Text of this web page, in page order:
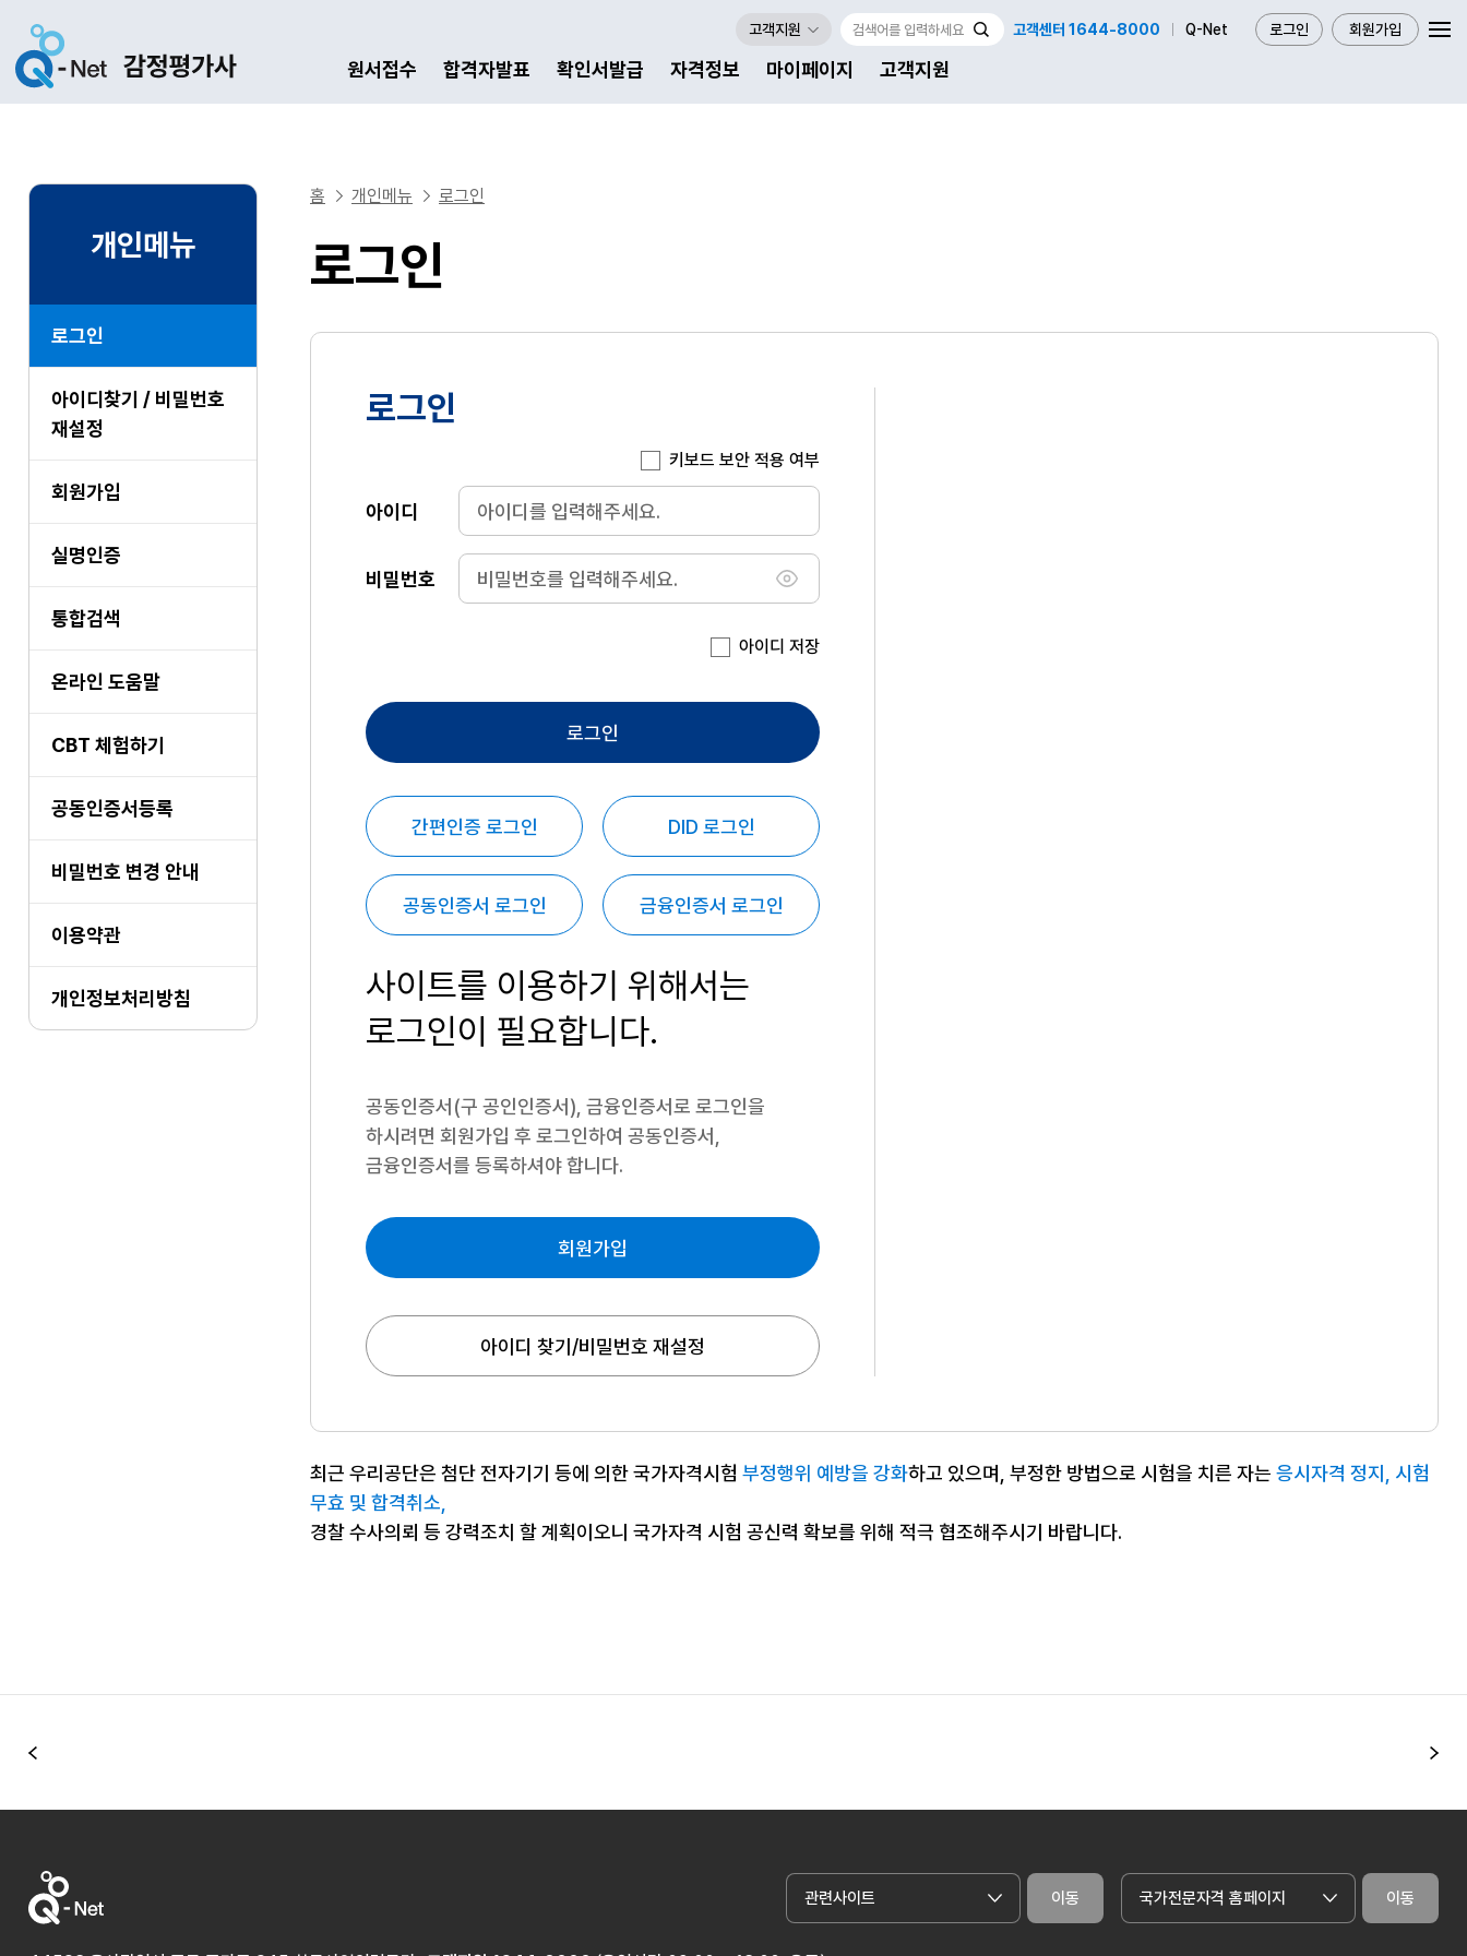
원서접수 합격자발표 확인서발급 자격정보 마이페이지 고객지원
로그인 회원가입
고객센터 1644-8000 Q-Net
고객지원
개인메뉴
로그인
아이디찾기 / 비밀번호
재설정
회원가입
실명인증
통합검색
온라인 도움말
CBT 체험하기
공동인증서등록
비밀번호 변경 안내
이용약관
개인정보처리방침
홈 개인메뉴 로그인
로그인
로그인
키보드 보안 적용 여부
아이디
비밀번호
아이디 저장
로그인
간편인증 로그인 DID 로그인
공동인증서 로그인 금융인증서 로그인
사이트를 이용하기 위해서는
로그인이 필요합니다.
공동인증서(구 공인인증서), 금융인증서로 로그인을
하시려면 회원가입 후 로그인하여 공동인증서,
금융인증서를 등록하셔야 합니다.
회원가입
아이디 찾기/비밀번호 재설정
최근 우리공단은 첨단 전자기기 등에 의한 국가자격시험 부정행위 예방을 강화하고 있으며, 부정한 방법으로 시험을 치른 자는 응시자격 정지, 시험
무효 및 합격취소,
경찰 수사의뢰 등 강력조치 할 계획이오니 국가자격 시험 공신력 확보를 위해 적극 협조해주시기 바랍니다.
관련사이트 이동 국가전문자격 홈페이지 이동